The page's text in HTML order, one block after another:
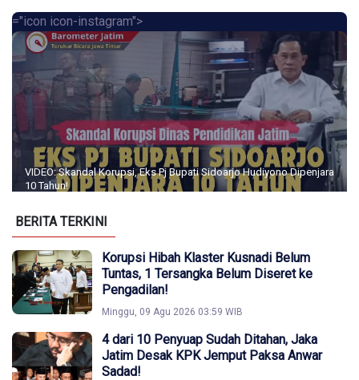
="icon icon-instagram">
VIDEO: Skandal Korupsi, Eks Pj Bupati Sidoarjo Hudiyono Dipenjara
10 Tahun!
BERITA TERKINI
Korupsi Hibah Klaster Kusnadi Belum
Tuntas, 1 Tersangka Belum Diseret ke
Pengadilan!
Minggu, 09 Agu 2026 03:59 WIB
4 dari 10 Penyuap Sudah Ditahan, Jaka
Jatim Desak KPK Jemput Paksa Anwar
Sadad!